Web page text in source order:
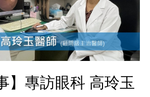
】專訪眼科 高玲玉